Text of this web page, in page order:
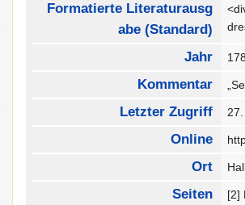
Formatierte Literaturausg
abe (Standard)
Jahr
Kommentar
Letzter Zugriff
Online
Ort
Seiten
[2]